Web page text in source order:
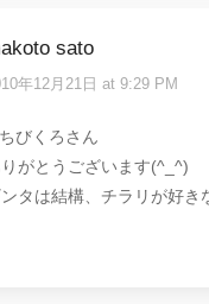
sato
年12月21日 at 9:29 PM
びくろさん
がとうございます(^_^)
タは結構、チラリが好き